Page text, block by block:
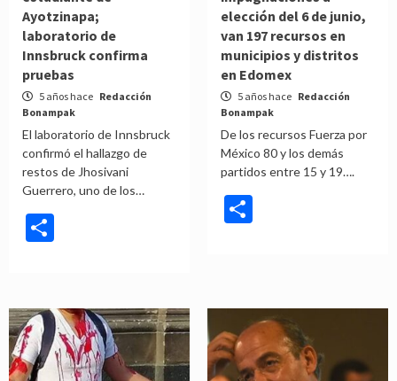
Ayotzinapa;
laboratorio de
Innsbruck confirma
pruebas
5 años hace Redacción
Bonampak
El laboratorio de Innsbruck
confirmó el hallazgo de
restos de Jhosivani
Guerrero, uno de los…
elección del 6 de junio,
van 197 recursos en
municipios y distritos
en Edomex
5 años hace Redacción
Bonampak
De los recursos Fuerza por
México 80 y los demás
partidos entre 15 y 19….